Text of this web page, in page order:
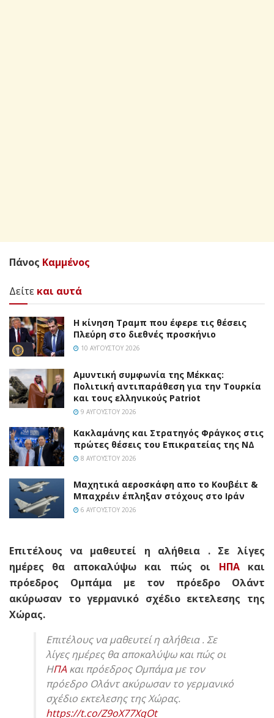
Πάνος Καμμένος
Δείτε και αυτά
Η κίνηση Τραμπ που έφερε τις θέσεις
Πλεύρη στο διεθνές προσκήνιο
10 ΑΥΓΟΎΣΤΟΥ 2026
Αμυντική συμφωνία της Μέκκας:
Πολιτική αντιπαράθεση για την Τουρκία
και τους ελληνικούς Patriot
9 ΑΥΓΟΎΣΤΟΥ 2026
Κακλαμάνης και Στρατηγός Φράγκος στις
πρώτες θέσεις του Επικρατείας της ΝΔ
8 ΑΥΓΟΎΣΤΟΥ 2026
Mαχητικά αεροσκάφη απο το Κουβέιτ &
Μπαχρέιν έπληξαν στόχους στο Ιράν
6 ΑΥΓΟΎΣΤΟΥ 2026
Επιτέλους να μαθευτεί η αλήθεια . Σε λίγες
ημέρες θα αποκαλύψω και πώς οι ΗΠΑκαι
πρόεδρος Ομπάμα με τον πρόεδρο Ολάντ
ακύρωσαν το γερμανικό σχέδιο εκτελεσης της
Χώρας.
Επιτέλους να μαθευτεί η αλήθεια . Σε
λίγες ημέρες θα αποκαλύψω και πώς οι
ΗΠΑ και πρόεδρος Ομπάμα με τον
πρόεδρο Ολάντ ακύρωσαν το γερμανικό
σχέδιο εκτελεσης της Χώρας.
https://t.co/Z9oX77XqOt